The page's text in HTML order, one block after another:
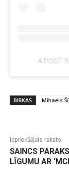
A POST
BIRKAS Mihaels
Iepriekšējais raksts
SAINCS
LĪGUMU AR